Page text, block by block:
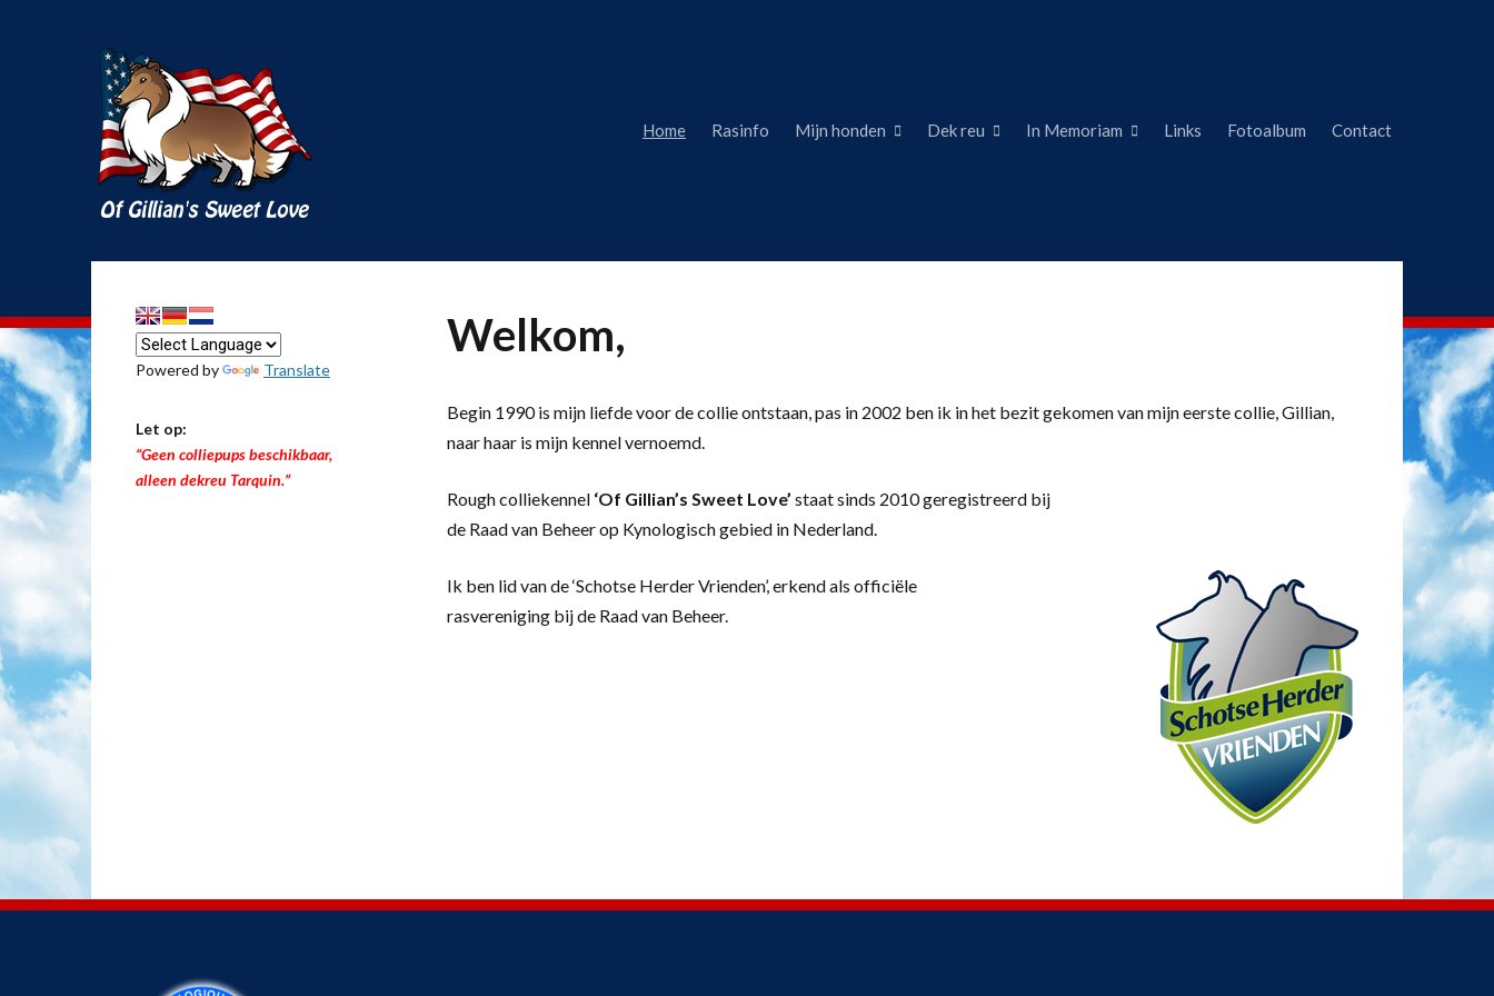
Home Rasinfo Mijn honden Dek reu In Memoriam Links Fotoalbum Contact
Welkom,
Begin 1990 is mijn liefde voor de collie ontstaan, pas in 2002 ben ik in het bezit gekomen van mijn eerste collie, Gillian,
naar haar is mijn kennel vernoemd.
Rough colliekennel ‘Of Gillian’s Sweet Love’ staat sinds 2010 geregistreerd bij
de Raad van Beheer op Kynologisch gebied in Nederland.
Ik ben lid van de ‘Schotse Herder Vrienden’, erkend als officiële
rasvereniging bij de Raad van Beheer.
Powered by Translate
Let op:
“Geen colliepups beschikbaar,
alleen dekreu Tarquin.”